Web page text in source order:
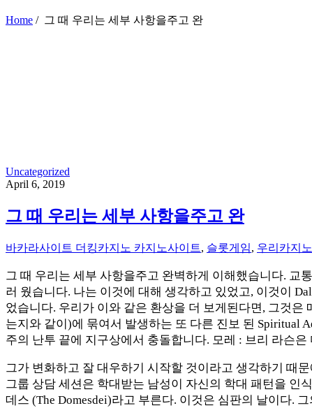
Home / 그 때 우리는 세부 사항을주고 완
Uncategorized
April 6, 2019
그 때 우리는 세부 사항을주고 완
바카라사이트 더킹카지노 카지노사이트, 슬롯게임, 우리카지
그 때 우리는 세부 사항을주고 완벽하게 이해했습니다. 교
러 웠습니다. 나는 이것에 대해 생각하고 있었고, 이것이
었습니다. 우리가 이와 같은 환상을 더 보게된다면, 그것은
는지와 같이)에 묶여서 발생하는 또 다른 진보 된 Spiritual
주의 난투 끝에 지구상에서 충돌합니다. 모레 : 브리 라슨
그가 변화하고 잘 대우하기 시작할 것이라고 생각하기 때
그룹 상담 세션은 학대받는 남성이 자신의 학대 패턴을 인
데스 (The Domesdei)라고 부른다. 이것은 심판의 날이다.